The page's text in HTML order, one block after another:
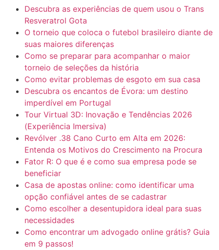
Descubra as experiências de quem usou o Trans
Resveratrol Gota
O torneio que coloca o futebol brasileiro diante de
suas maiores diferenças
Como se preparar para acompanhar o maior
torneio de seleções da história
Como evitar problemas de esgoto em sua casa
Descubra os encantos de Évora: um destino
imperdível em Portugal
Tour Virtual 3D: Inovação e Tendências 2026
(Experiência Imersiva)
Revólver .38 Cano Curto em Alta em 2026:
Entenda os Motivos do Crescimento na Procura
Fator R: O que é e como sua empresa pode se
beneficiar
Casa de apostas online: como identificar uma
opção confiável antes de se cadastrar
Como escolher a desentupidora ideal para suas
necessidades
Como encontrar um advogado online grátis? Guia
em 9 passos!